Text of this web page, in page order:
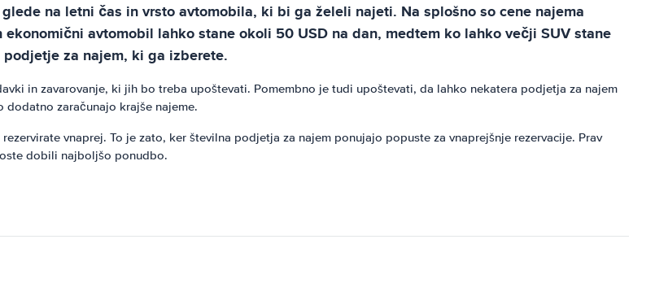
na letni čas in vrsto avtomobila, ki bi ga želeli najeti. Na splošno so cene najema
avtomobil lahko stane okoli 50 USD na dan, medtem ko lahko večji SUV stane
za najem, ki ga izberete.
in zavarovanje, ki jih bo treba upoštevati. Pomembno je tudi upoštevati, da lahko nekatera podjetja za najem
zaračunajo krajše najeme.
vnaprej. To je zato, ker številna podjetja za najem ponujajo popuste za vnaprejšnje rezervacije. Prav
dobili najboljšo ponudbo.